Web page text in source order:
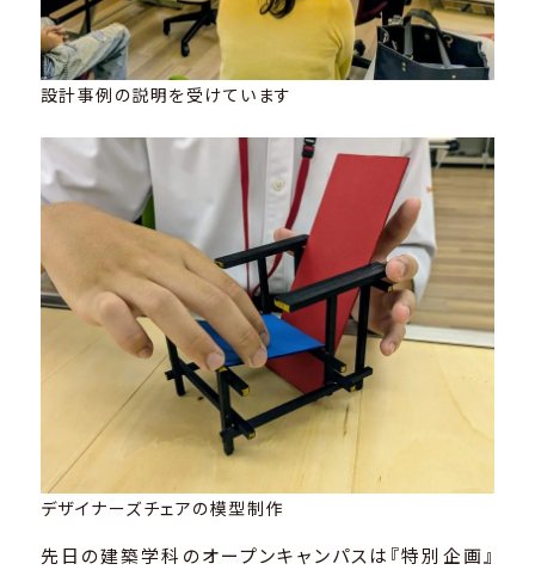
設計事例の説明を受けています
デザイナーズチェアの模型制作
先日の建築学科のオープンキャンパスは『特別企画』